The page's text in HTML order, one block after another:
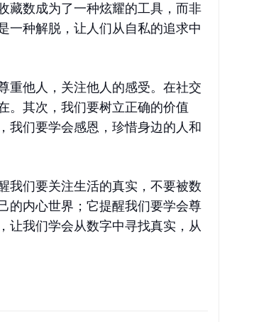
藏数成为了一种炫耀的工具，而非
一种解脱，让人们从自私的追求中
重他人，关注他人的感受。在社交
。其次，我们要树立正确的价值
我们要学会感恩，珍惜身边的人和
我们要关注生活的真实，不要被数
的内心世界；它提醒我们要学会尊
让我们学会从数字中寻找真实，从